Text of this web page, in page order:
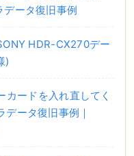
ータ復旧事例
HDR-CX270デー
)
ードを入れ直してく
ータ復旧事例｜